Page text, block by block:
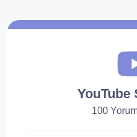
YouTube
100